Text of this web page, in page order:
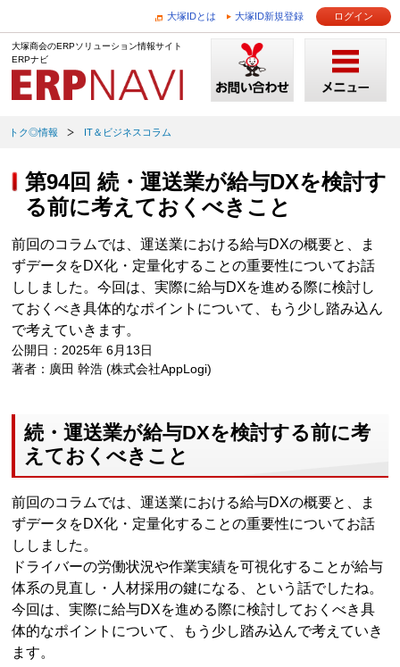
大塚IDとは 大塚ID新規登録 ログイン
大塚商会のERPソリューション情報サイト
ERPナビ
トク◎情報 IT＆ビジネスコラム
第94回 続・運送業が給与DXを検討す
る前に考えておくべきこと
前回のコラムでは、運送業における給与DXの概要と、ま
ずデータをDX化・定量化することの重要性についてお話
ししました。今回は、実際に給与DXを進める際に検討し
ておくべき具体的なポイントについて、もう少し踏み込ん
で考えていきます。
公開日：2025年 6月13日
著者：廣田 幹浩 (株式会社AppLogi)
続・運送業が給与DXを検討する前に考
えておくべきこと
前回のコラムでは、運送業における給与DXの概要と、ま
ずデータをDX化・定量化することの重要性についてお話
ししました。
ドライバーの労働状況や作業実績を可視化することが給与
体系の見直し・人材採用の鍵になる、という話でしたね。
今回は、実際に給与DXを進める際に検討しておくべき具
体的なポイントについて、もう少し踏み込んで考えていき
ます。